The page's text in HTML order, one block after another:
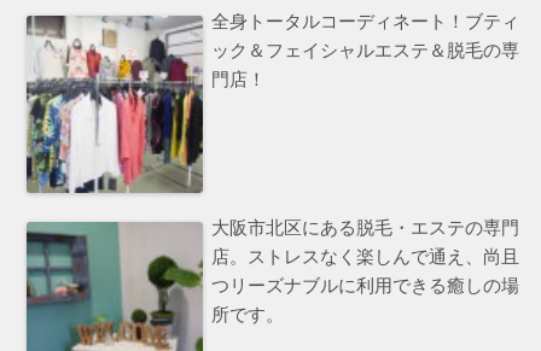
全身トータルコーディネート！ブティ
ック＆フェイシャルエステ＆脱毛の専
門店！
大阪市北区にある脱毛・エステの専門
店。ストレスなく楽しんで通え、尚且
つリーズナブルに利用できる癒しの場
所です。